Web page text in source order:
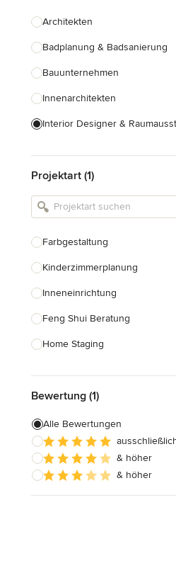
Architekten
Badplanung & Badsanierung
Bauunternehmen
Innenarchitekten
Interior Designer &
Landschaftsarchitekten
Armaturen & Sanitärbedarf
Einbauschränke
Projektart (1)
Farbgestaltung
Kinderzimmerplanung
Inneneinrichtung
Feng Shui Beratung
Home Staging
Alle anzeigen
Bewertung (1)
Alle Bewertungen
& höher
& höher